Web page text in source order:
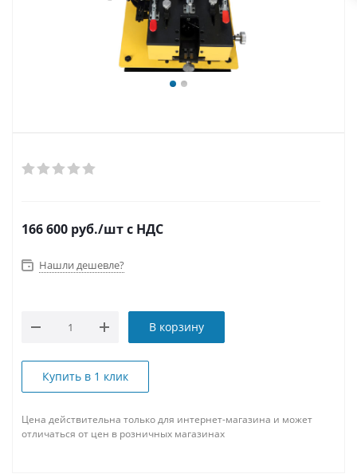
166 600 руб./штс НДС
Нашли дешевле?
В корзину
Купить в 1 клик
Цена действительна только для интернет-магазина и может
отличаться от цен в розничных магазинах